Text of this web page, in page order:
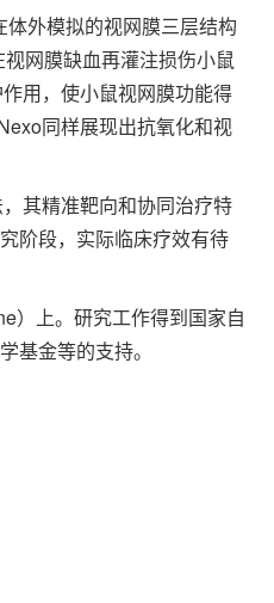
外模拟的视网膜三层结构
网膜缺血再灌注损伤小鼠
用，使小鼠视网膜功能得
同样展现出抗氧化和视
其精准靶向和协同治疗特
阶段，实际临床疗效有待
上。研究工作得到国家自
基金等的支持。